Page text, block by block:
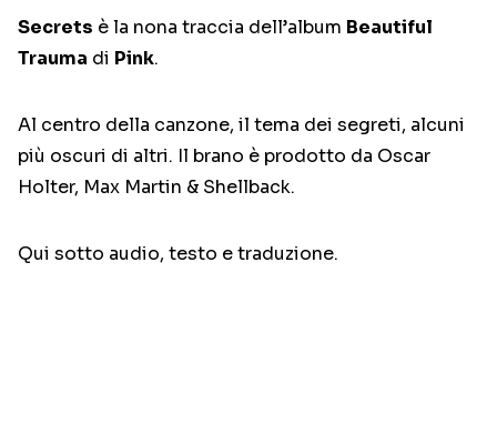
Secrets è la nona traccia dell’album Beautiful
Trauma di Pink.
Al centro della canzone, il tema dei segreti, alcuni
più oscuri di altri. Il brano è prodotto da Oscar
Holter, Max Martin & Shellback.
Qui sotto audio, testo e traduzione.